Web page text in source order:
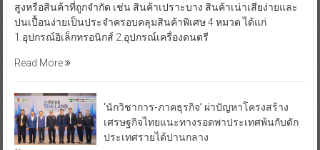
สูงหรือสินค้าที่ถูกจำกัด เช่น สินค้าเปราะบาง สินค้าเน่าเสียง่ายและ
ปนเปื้อนง่ายเป็นประจำครอบคลุมสินค้าพิเศษ 4 หมวด ได้แก่
1.อุปกรณ์อิเล็กทรอนิกส์ 2.อุปกรณ์เครื่องดนตรี
Read More
‘นักวิชาการ-ภาคธุรกิจ’ ผ่าปัญหาโครงสร้าง
เศรษฐกิจไทยแนะทางรอดพาประเทศพ้นกับดัก
ประเทศรายได้ปานกลาง